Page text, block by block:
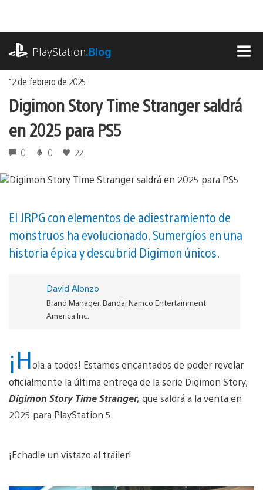
contenido
PlayStation.Blog
12 de febrero de 2025
Digimon Story Time Stranger saldrá
en 2025 para PS5
0 0 22
El JRPG con elementos de adiestramiento de
monstruos ha evolucionado. Sumergíos en una
historia épica y descubrid Digimon únicos.
David Alonzo
Brand Manager, Bandai Namco Entertainment
America Inc.
¡Hola a todos! Estamos encantados de poder revelar
oficialmente la última entrega de la serie Digimon Story,
Digimon Story Time Stranger, que saldrá a la venta en
2025 para PlayStation 5.
¡Echadle un vistazo al tráiler!